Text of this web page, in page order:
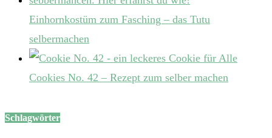
Einhornkostüm zum Fasching – das Tutu
selbermachen
Cookies No. 42 – Rezept zum selber machen
Schlagwörter